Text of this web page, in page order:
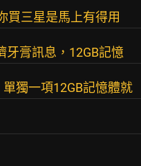
買三星是馬上有得用
牙膏訊息，12GB記憶
獨一項12GB記憶體就